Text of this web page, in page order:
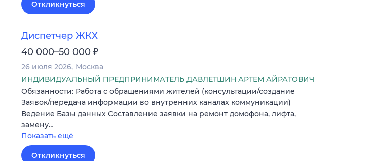
Откликнуться
Диспетчер ЖКХ
40 000–50 000 ₽
26 июля 2026 Москва
ИНДИВИДУАЛЬНЫЙ ПРЕДПРИНИМАТЕЛЬ ДАВЛЕТШИН АРТЕМ АЙРАТОВИЧ
Обязанности: Работа с обращениями жителей (консультации/создание
Заявок/передача информации во внутренних каналах коммуникации)
Ведение Базы данных Составление заявки на ремонт домофона, лифта,
замену…
Показать ещё
Откликнуться